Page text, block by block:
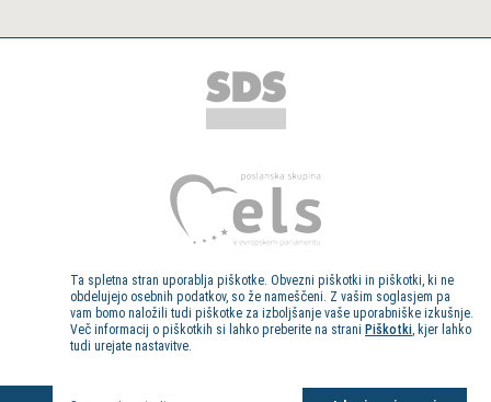
Ta spletna stran uporablja piškotke. Obvezni piškotki in piškotki, ki ne
obdelujejo osebnih podatkov, so že nameščeni. Z vašim soglasjem pa
vam bomo naložili tudi piškotke za izboljšanje vaše uporabniške izkušnje.
Več informacij o piškotkih si lahko preberite na strani Piškotki, kjer lahko
tudi urejate nastavitve.